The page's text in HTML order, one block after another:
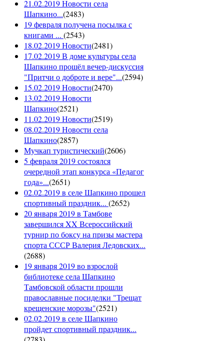
21.02.2019 Новости села
Шапкино...(2483)
19 февраля получена посылка с
книгами ... (2543)
18.02.2019 Новости(2481)
17.02.2019 В доме культуры села
Шапкино прошёл вечер-дискуссия
"Притчи о доброте и вере"...(2594)
15.02.2019 Новости(2470)
13.02.2019 Новости
Шапкино(2521)
11.02.2019 Новости(2519)
08.02.2019 Новости села
Шапкино(2857)
Мучкап туристический(2606)
5 февраля 2019 состоялся
очередной этап конкурса «Педагог
года»...(2651)
02.02.2019 в селе Шапкино прошел
спортивный праздник... (2652)
20 января 2019 в Тамбове
завершился XX Всероссийский
турнир по боксу на призы мастера
спорта СССР Валерия Ледовских...
(2688)
19 января 2019 во взрослой
библиотеке села Шапкино
Тамбовской области прошли
православные посиделки "Трещат
крещенские морозы"(2521)
02.02.2019 в селе Шапкино
пройдет спортивный праздник...